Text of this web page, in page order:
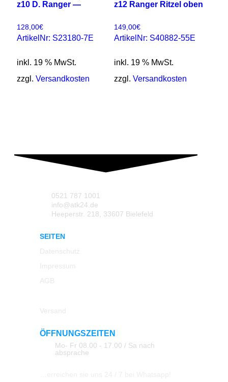
z10 D. Ranger —
128,00€
ArtikelNr: S23180-7E
inkl. 19 % MwSt.
zzgl. Versandkosten
z12 Ranger Ritzel oben
149,00€
ArtikelNr: S40882-55E
inkl. 19 % MwSt.
zzgl. Versandkosten
0521 787 1001
info@atk24.de
Heeperstr. 218, 33607 Bielefeld
SEITEN
Datenschutz
Impressum
AGB
Versand
ÖFFNUNGSZEITEN
Mo- Fr 08.00 - 17.00 / Sa nach
absprache